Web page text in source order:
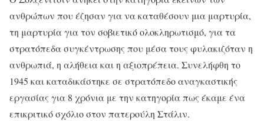
ανθρώπων που έζησαν για να καταθέσουν μια μαρτυρία,
τη μαρτυρία για τον σοβιετικό ολοκληρωτισμό, για τα
στρατόπεδα συγκέντρωσης που μέσα τους φυλακιζόταν η
ανθρωπιά, η αλήθεια και η αξιοπρέπεια. Συνελήφθη το
1945 και καταδικάστηκε σε στρατόπεδο αναγκαστικής
εργασίας για 8 χρόνια με την κατηγορία πως έκαμε ένα
επικριτικό σχόλιο στον πατερούλη Στάλιν.